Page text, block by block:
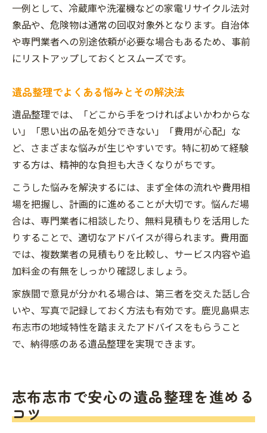
一例として、冷蔵庫や洗濯機などの家電リサイクル法対
象品や、危険物は通常の回収対象外となります。自治体
や専門業者への別途依頼が必要な場合もあるため、事前
にリストアップしておくとスムーズです。
遺品整理でよくある悩みとその解決法
遺品整理では、「どこから手をつければよいかわからな
い」「思い出の品を処分できない」「費用が心配」な
ど、さまざまな悩みが生じやすいです。特に初めて経験
する方は、精神的な負担も大きくなりがちです。
こうした悩みを解決するには、まず全体の流れや費用相
場を把握し、計画的に進めることが大切です。悩んだ場
合は、専門業者に相談したり、無料見積もりを活用した
りすることで、適切なアドバイスが得られます。費用面
では、複数業者の見積もりを比較し、サービス内容や追
加料金の有無をしっかり確認しましょう。
家族間で意見が分かれる場合は、第三者を交えた話し合
いや、写真で記録しておく方法も有効です。鹿児島県志
布志市の地域特性を踏まえたアドバイスをもらうこと
で、納得感のある遺品整理を実現できます。
志布志市で安心の遺品整理を進める
コツ